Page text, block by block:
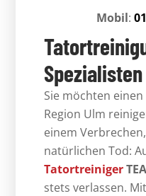
Mobil:
Sie möchten
Region Ulm
einem
natürlichen Tod:
Tatortreiniger
stets verlassen.